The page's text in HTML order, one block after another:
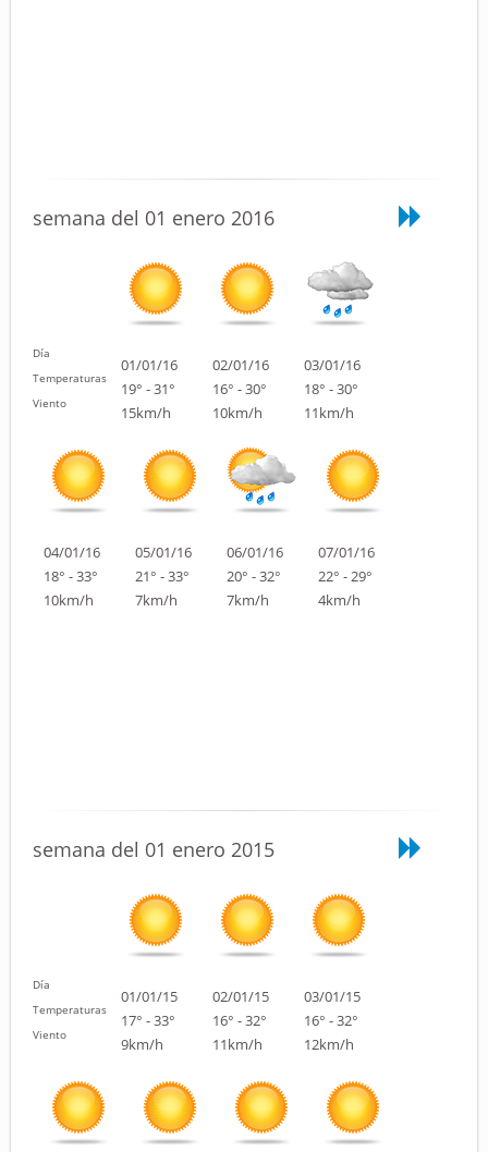
semana del 01 enero 2016
Día
Temperaturas
Viento
01/01/16
19° - 31°
15km/h
02/01/16
16° - 30°
10km/h
03/01/16
18° - 30°
11km/h
04/01/16
18° - 33°
10km/h
05/01/16
21° - 33°
7km/h
06/01/16
20° - 32°
7km/h
07/01/16
22° - 29°
4km/h
semana del 01 enero 2015
Día
Temperaturas
Viento
01/01/15
17° - 33°
9km/h
02/01/15
16° - 32°
11km/h
03/01/15
16° - 32°
12km/h